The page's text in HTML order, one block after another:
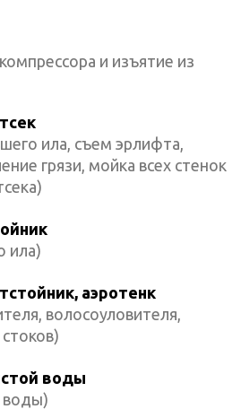
и изъятие из
ила, съем эрлифта,
грязи, мойка всех стенок
ила)
аэротенк
волосоуловителя,
воды
воды)